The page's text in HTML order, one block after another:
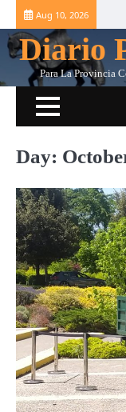
Skip
to
content
Aug 10, 2026
Diario
Para La Provincia
Day: